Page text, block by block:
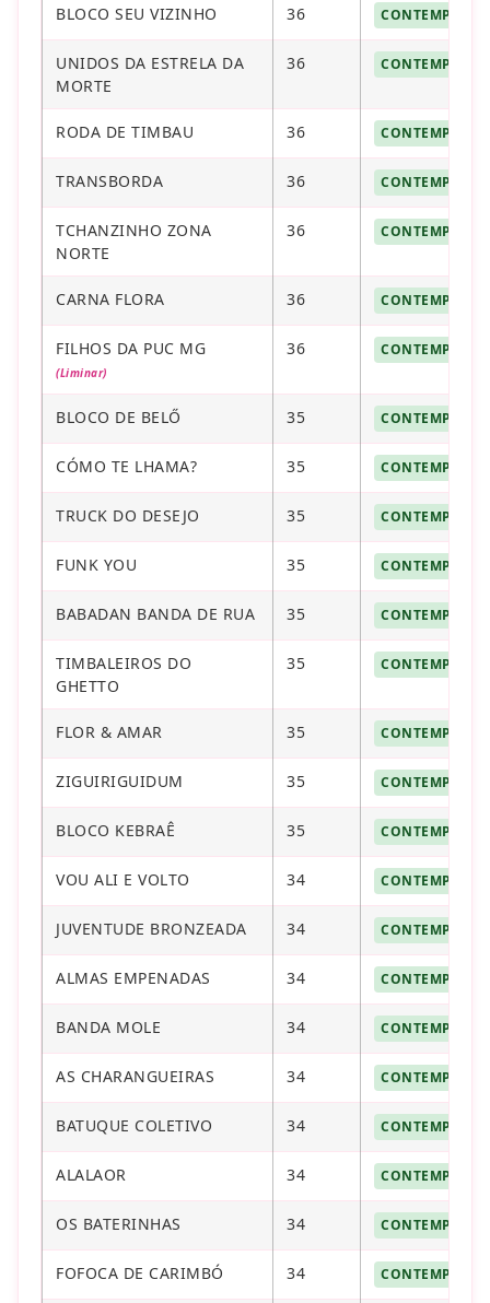
BLOCO SEU VIZINHO 36 CONTEMPLADO
UNIDOS DA ESTRELA DA
MORTE
36 CONTEMPLADO
RODA DE TIMBAU 36 CONTEMPLADO
TRANSBORDA 36 CONTEMPLADO
TCHANZINHO ZONA
NORTE
36 CONTEMPLADO
CARNA FLORA 36 CONTEMPLADO
FILHOS DA PUC MG
(Liminar)
36 CONTEMPLADO
BLOCO DE BELŐ 35 CONTEMPLADO
CÓMO TE LHAMA? 35 CONTEMPLADO
TRUCK DO DESEJO 35 CONTEMPLADO
FUNK YOU 35 CONTEMPLADO
BABADAN BANDA DE RUA 35 CONTEMPLADO
TIMBALEIROS DO
GHETTO
35 CONTEMPLADO
FLOR & AMAR 35 CONTEMPLADO
ZIGUIRIGUIDUM 35 CONTEMPLADO
BLOCO KEBRAÊ 35 CONTEMPLADO
VOU ALI E VOLTO 34 CONTEMPLADO
JUVENTUDE BRONZEADA 34 CONTEMPLADO
ALMAS EMPENADAS 34 CONTEMPLADO
BANDA MOLE 34 CONTEMPLADO
AS CHARANGUEIRAS 34 CONTEMPLADO
BATUQUE COLETIVO 34 CONTEMPLADO
ALALAOR 34 CONTEMPLADO
OS BATERINHAS 34 CONTEMPLADO
FOFOCA DE CARIMBÓ 34 CONTEMPLADO